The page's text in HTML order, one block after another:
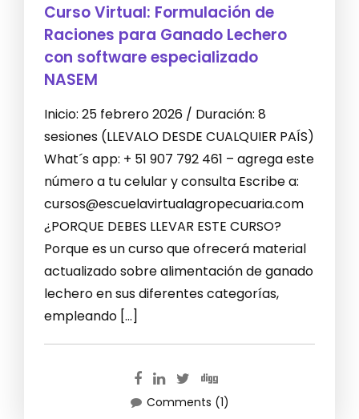
Curso Virtual: Formulación de
Raciones para Ganado Lechero
con software especializado
NASEM
Inicio: 25 febrero 2026 / Duración: 8
sesiones (LLEVALO DESDE CUALQUIER PAÍS)
What´s app: + 51 907 792 461 – agrega este
número a tu celular y consulta Escribe a:
cursos@escuelavirtualagropecuaria.com
¿PORQUE DEBES LLEVAR ESTE CURSO?
Porque es un curso que ofrecerá material
actualizado sobre alimentación de ganado
lechero en sus diferentes categorías,
empleando […]
Comments (1)